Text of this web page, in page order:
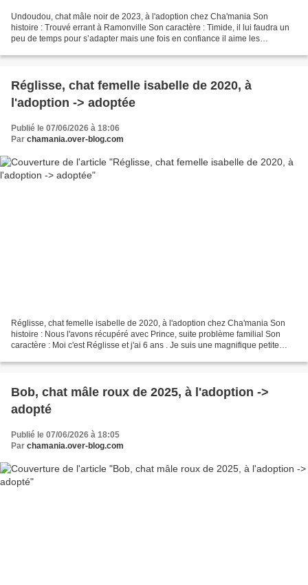
Undoudou, chat mâle noir de 2023, à l'adoption chez Cha'mania Son
histoire : Trouvé errant à Ramonville Son caractère : Timide, il lui faudra un
peu de temps pour s’adapter mais une fois en confiance il aime les
Réglisse, chat femelle isabelle de 2020, à
l'adoption -> adoptée
Publié le 07/06/2026 à 18:06
Par chamania.over-blog.com
Réglisse, chat femelle isabelle de 2020, à l'adoption chez Cha'mania Son
histoire : Nous l'avons récupéré avec Prince, suite problème familial Son
caractère : Moi c'est Réglisse et j'ai 6 ans . Je suis une magnifique petite
Bob, chat mâle roux de 2025, à l'adoption ->
adopté
Publié le 07/06/2026 à 18:05
Par chamania.over-blog.com